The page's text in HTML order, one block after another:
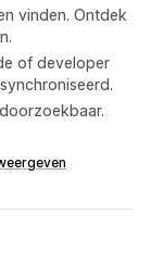
vinden. Ontdek
of developer